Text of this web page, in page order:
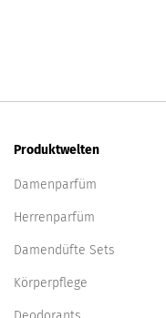
Produktwelten
Damenparfüm
Herrenparfüm
Damendüfte Sets
Körperpflege